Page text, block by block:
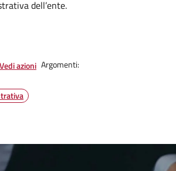
dell’ente.
Vedi azioni Argomenti: